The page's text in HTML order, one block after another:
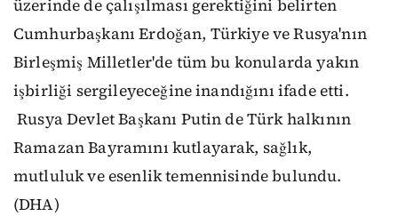
üzerinde de çalışılması gerektiğini belirten
Cumhurbaşkanı Erdoğan, Türkiye ve Rusya'nın
Birleşmiş Milletler'de tüm bu konularda yakın
işbirliği sergileyeceğine inandığını ifade etti.
Rusya Devlet Başkanı Putin de Türk halkının
Ramazan Bayramını kutlayarak, sağlık,
mutluluk ve esenlik temennisinde bulundu.
(DHA)